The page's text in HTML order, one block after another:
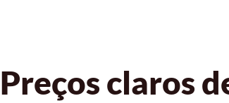
Preços claros